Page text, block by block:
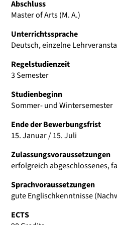
Abschluss
Master of Arts (M. A.)
Unterrichtssprache
Deutsch, einzelne
Regelstudienzeit
3 Semester
Studienbeginn
Sommer- und Wintersemester
Ende der Bewerbungsfrist
15. Januar / 15. Juli
Zulassungsvoraussetzungen
erfolgreich abgeschlossenes,
Sprachvoraussetzungen
gute Englischkenntnisse
ECTS